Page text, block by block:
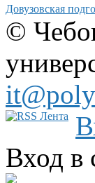
Довузовская
©
Вход в